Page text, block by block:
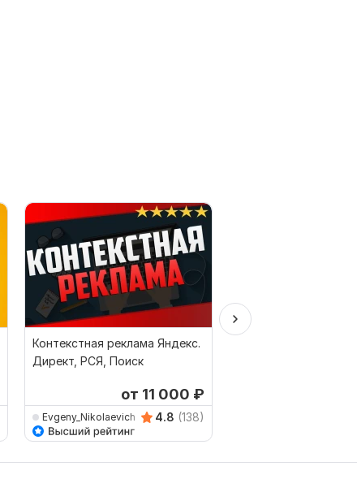
Контекстная реклама Яндекс.
Директ, РСЯ, Поиск
от 11 000 ₽
Evgeny_Nikolaevich 4.8 (138)